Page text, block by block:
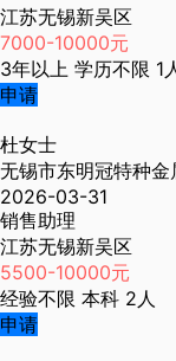
江苏无锡新吴区
7000-10000元
3年以上 学历不限 1
申请
杜女士
无锡市东明冠特种金
2026-03-31
销售助理
江苏无锡新吴区
5500-10000元
经验不限 本科 2人
申请